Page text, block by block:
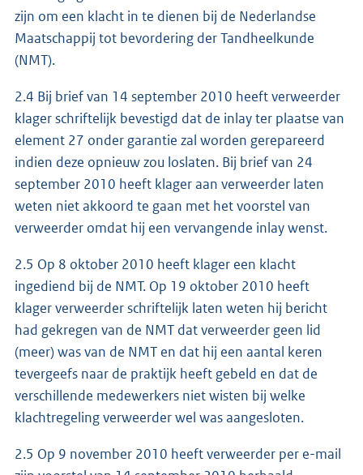
zijn om een klacht in te dienen bij de Nederlandse
Maatschappij tot bevordering der Tandheelkunde
(NMT).
2.4 Bij brief van 14 september 2010 heeft verweerder
klager schriftelijk bevestigd dat de inlay ter plaatse van
element 27 onder garantie zal worden gerepareerd
indien deze opnieuw zou loslaten. Bij brief van 24
september 2010 heeft klager aan verweerder laten
weten niet akkoord te gaan met het voorstel van
verweerder omdat hij een vervangende inlay wenst.
2.5 Op 8 oktober 2010 heeft klager een klacht
ingediend bij de NMT. Op 19 oktober 2010 heeft
klager verweerder schriftelijk laten weten hij bericht
had gekregen van de NMT dat verweerder geen lid
(meer) was van de NMT en dat hij een aantal keren
tevergeefs naar de praktijk heeft gebeld en dat de
verschillende medewerkers niet wisten bij welke
klachtregeling verweerder wel was aangesloten.
2.5 Op 9 november 2010 heeft verweerder per e-mail